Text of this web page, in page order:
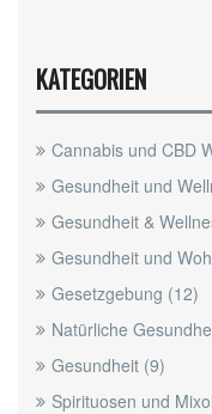
KATEGORIEN
Cannabis und CBD
Gesundheit und
Gesundheit &
Gesundheit und
Gesetzgebung (12)
Natürliche
Gesundheit (9)
Spirituosen und